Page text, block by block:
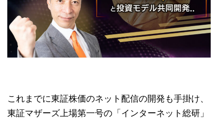
これまでに東証株価のネット配信の開発も手掛け、
東証マザーズ上場第一号の「インターネット総研」